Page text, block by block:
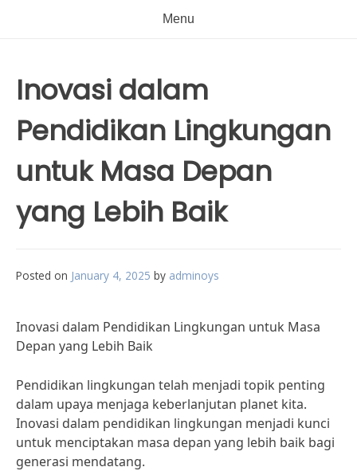
Menu
Inovasi dalam
Pendidikan Lingkungan
untuk Masa Depan
yang Lebih Baik
Posted on January 4, 2025 by adminoys
Inovasi dalam Pendidikan Lingkungan untuk Masa
Depan yang Lebih Baik
Pendidikan lingkungan telah menjadi topik penting
dalam upaya menjaga keberlanjutan planet kita.
Inovasi dalam pendidikan lingkungan menjadi kunci
untuk menciptakan masa depan yang lebih baik bagi
generasi mendatang.